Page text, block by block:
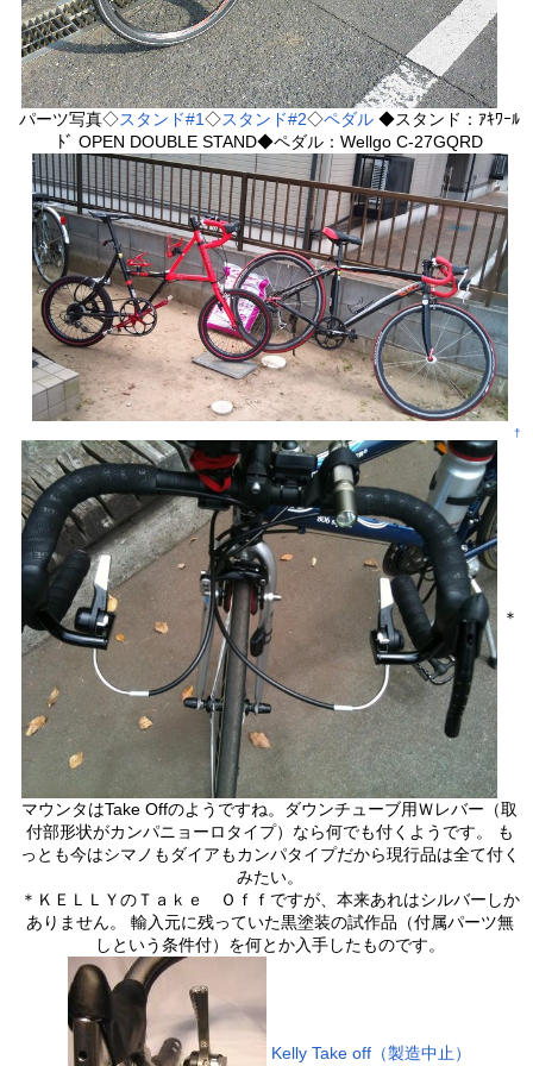
パーツ写真◇スタンド#1◇スタンド#2◇ペダル ◆スタンド：ｱｷﾜｰﾙ
ﾄﾞ OPEN DOUBLE STAND◆ペダル：Wellgo C-27GQRD
†
＊
マウンタはTake Offのようですね。ダウンチューブ用Ｗレバー（取
付部形状がカンパニョーロタイプ）なら何でも付くようです。 も
っとも今はシマノもダイアもカンパタイプだから現行品は全て付く
みたい。
＊ＫＥＬＬＹのＴａｋｅ Ｏｆｆですが、本来あれはシルバーしか
ありません。 輸入元に残っていた黒塗装の試作品（付属パーツ無
しという条件付）を何とか入手したものです。
Kelly Take off（製造中止）